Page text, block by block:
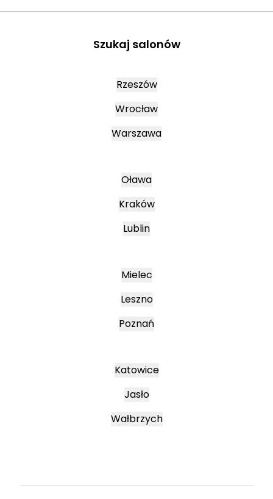
Szukaj salonów
Rzeszów
Wrocław
Warszawa
Oława
Kraków
Lublin
Mielec
Leszno
Poznań
Katowice
Jasło
Wałbrzych